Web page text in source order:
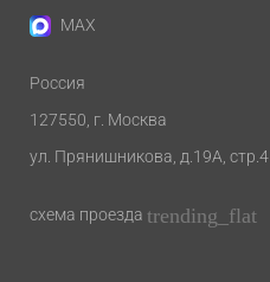
MAX
Россия
127550 , г. Москва
ул. Прянишникова, д.19А, стр.4
схема проезда trending_flat